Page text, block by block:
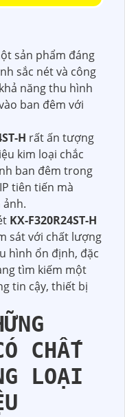
sản phẩm đáng
sắc nét và công
năng thu hình
ban đêm với
H rất ấn tượng
kim loại chắc
ban đêm trong
tiên tiến mà
KX-F320R24ST-H
sát với chất lượng
hình ổn định, đặc
tìm kiếm một
tin cậy, thiết bị
CHẤT
LOẠI